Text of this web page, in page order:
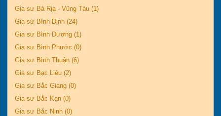
Gia sư Bà Rịa - Vũng Tàu (1)
Gia sư Bình Định (24)
Gia sư Bình Dương (1)
Gia sư Bình Phước (0)
Gia sư Bình Thuận (6)
Gia sư Bạc Liêu (2)
Gia sư Bắc Giang (0)
Gia sư Bắc Kạn (0)
Gia sư Bắc Ninh (0)